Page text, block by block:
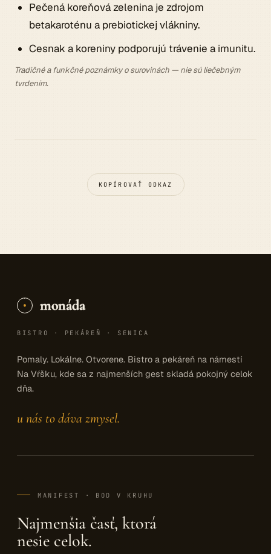
Pečená koreňová zelenina je zdrojom
betakaroténu a prebiotickej vlákniny.
Cesnak a koreniny podporujú trávenie a imunitu.
Tradičné a funkčné poznámky o surovinách — nie sú liečebným
tvrdením.
KOPÍROVAŤ ODKAZ
monáda
BISTRO · PEKÁREŇ · SENICA
Pomaly. Lokálne. Otvorene. Bistro a pekáreň na námestí
Na Vŕšku, kde sa z najmenších gest skladá pokojný celok
dňa.
u nás to dáva zmysel.
MANIFEST · BOD V KRUHU
Najmenšia časť, ktorá
nesie celok.